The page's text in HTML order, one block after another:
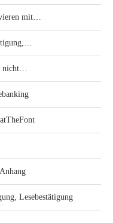
mit…
nicht…
Lesebestätigung